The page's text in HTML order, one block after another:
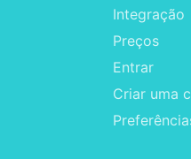
Integração
Preços
Entrar
Criar uma